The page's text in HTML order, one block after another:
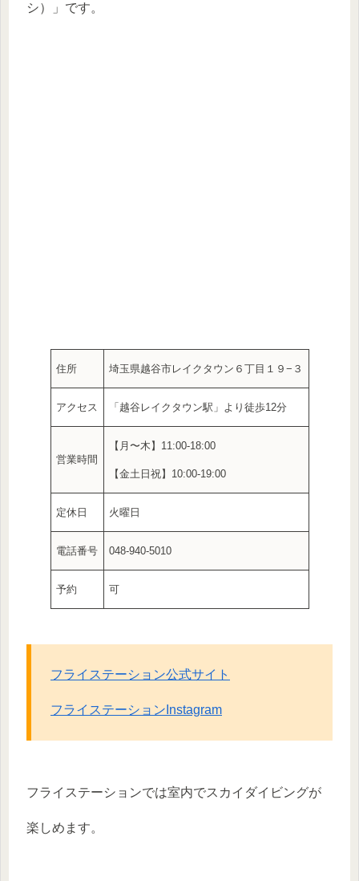
シ）」です。
住所 埼玉県越谷市レイクタウン６丁目１９−３
アクセス 「越谷レイクタウン駅」より徒歩12分
営業時間
【月〜木】11:00-18:00
【金土日祝】10:00-19:00
定休日 火曜日
電話番号 048-940-5010
予約 可
フライステーション公式サイト
フライステーションInstagram
フライステーションでは室内でスカイダイビングが
楽しめます。